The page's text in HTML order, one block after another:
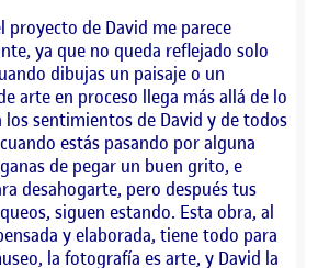
proyecto de David me parece
ya que no queda reflejado solo
dibujas un paisaje o un
arte en proceso llega más allá de lo
sentimientos de David y de todos
estás pasando por alguna
de pegar un buen grito, e
desahogarte, pero después tus
siguen estando. Esta obra, al
y elaborada, tiene todo para
la fotografía es arte, y David la